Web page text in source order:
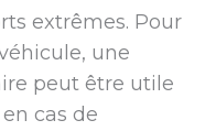
extrêmes. Pour
une
peut être utile
cas de